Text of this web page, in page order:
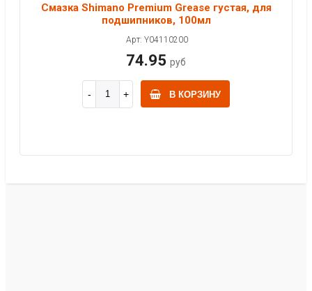
Смазка Shimano Premium Grease густая, для
подшипников, 100мл
Арт: Y04110200
74.95 руб
В КОРЗИНУ